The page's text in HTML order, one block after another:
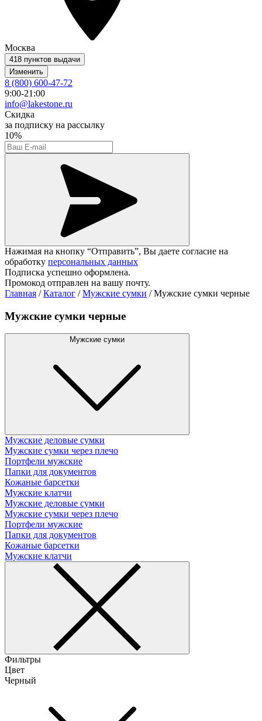
Москва
418 пунктов выдачи
Изменить
8 (800) 600-47-72
9:00-21:00
info@lakestone.ru
Скидка
за подписку на рассылку
10%
Нажимая на кнопку “Отправить”, Вы даете согласие на
обработку персональных данных
Подписка успешно оформлена.
Промокод отправлен на вашу почту.
Главная / Каталог / Мужские сумки / Мужские сумки черные
Мужские сумки черные
Мужские сумки
Мужские деловые сумки
Мужские сумки через плечо
Портфели мужские
Папки для документов
Кожаные барсетки
Мужские клатчи
Мужские деловые сумки
Мужские сумки через плечо
Портфели мужские
Папки для документов
Кожаные барсетки
Мужские клатчи
Фильтры
Цвет
Черный